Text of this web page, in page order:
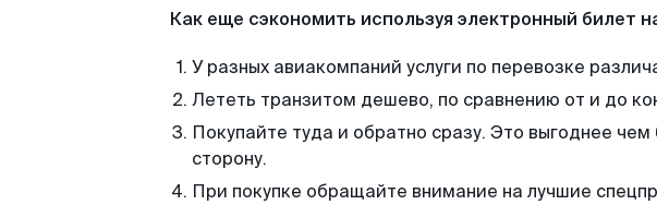
Как еще сэкономить используя электронный билет
У разных авиакомпаний услуги по перевозке
Лететь транзитом дешево, по сравнению от и до
Покупайте туда и обратно сразу. Это выгоднее
сторону.
При покупке обращайте внимание на лучшие